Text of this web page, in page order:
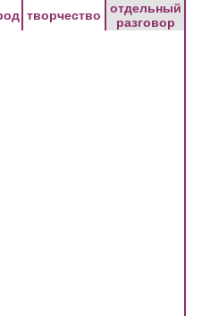
творчество
отдельный
разговор